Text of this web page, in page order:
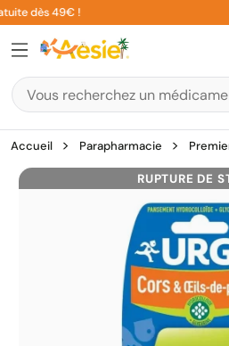
Aller
au
contenu
dès 49€ !
Accueil Parapharmacie
RUPTURE DE